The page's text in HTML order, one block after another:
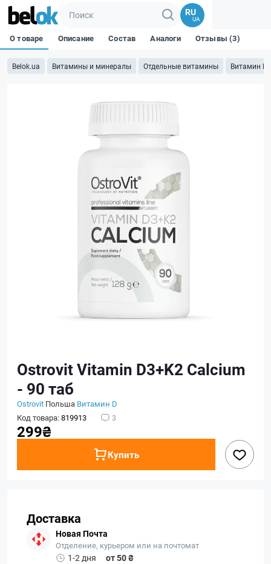
RU
UA
Belok.ua Витамины и минералы Отдельные витамины Витамин D
О товаре Описание Состав Аналоги Отзывы (3)
Ostrovit Vitamin D3+K2 Calcium
- 90 таб
Ostrovit Польша Витамин D
Код товара:819913 3
299₴
Купить
Доставка
Новая Почта
Отделение, курьером или на почтомат
1-2 дня
от 50 ₴